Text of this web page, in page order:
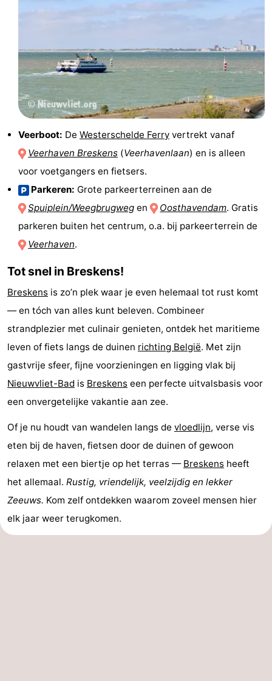
Veerboot: De Westerschelde Ferry vertrekt vanaf
Veerhaven Breskens (Veerhavenlaan) en is alleen
voor voetgangers en fietsers.
Parkeren: Grote parkeerterreinen aan de
Spuiplein/Weegbrugweg en Oosthavendam. Gratis
parkeren buiten het centrum, o.a. bij parkeerterrein de
Veerhaven.
Tot snel in Breskens!
Breskens is zo’n plek waar je even helemaal tot rust komt
— en tóch van alles kunt beleven. Combineer
strandplezier met culinair genieten, ontdek het maritieme
leven of fiets langs de duinen richting België. Met zijn
gastvrije sfeer, fijne voorzieningen en ligging vlak bij
Nieuwvliet-Bad is Breskens een perfecte uitvalsbasis voor
een onvergetelijke vakantie aan zee.
Of je nu houdt van wandelen langs de vloedlijn, verse vis
eten bij de haven, fietsen door de duinen of gewoon
relaxen met een biertje op het terras — Breskens heeft
het allemaal. Rustig, vriendelijk, veelzijdig en lekker
Zeeuws. Kom zelf ontdekken waarom zoveel mensen hier
elk jaar weer terugkomen.